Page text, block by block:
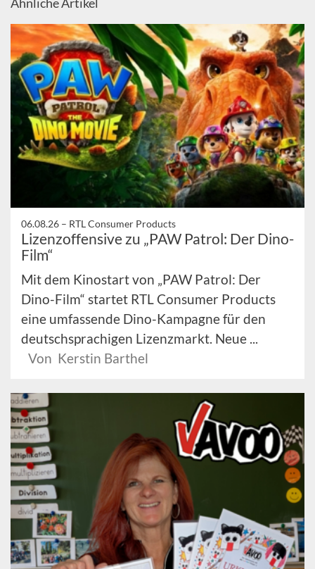
06.08.26 – RTL Consumer Products
Lizenzoffensive zu „PAW Patrol: Der Dino-
Film“
Mit dem Kinostart von „PAW Patrol: Der
Dino-Film“ startet RTL Consumer Products
eine umfassende Dino-Kampagne für den
deutschsprachigen Lizenzmarkt. Neue ...
Von Kerstin Barthel